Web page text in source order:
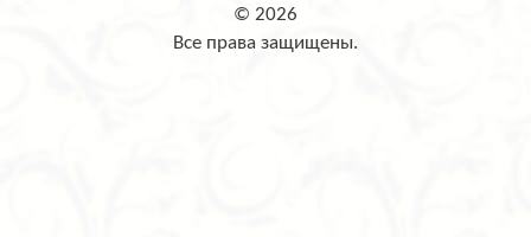
© 2026
Все права защищены.